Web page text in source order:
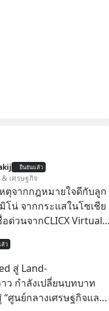
ยืนยันแล้ว
เศรษฐกิจ
ตุจากกฎหมายใจดีกับลูก
โน่ จากกระแสในโซเชีย
ด่วนจากCLICX Virtual
นาจะไม่ชำระหนี้คืน
CLICX ออก
ารมีความจำเป็นต้อง
รชั่วคราว' เพื่อบริหาร
ว
สู่ Land-
ว กำลังเปลี่ยนบทบาท
“ศูนย์กลางเศรษฐกิจและ